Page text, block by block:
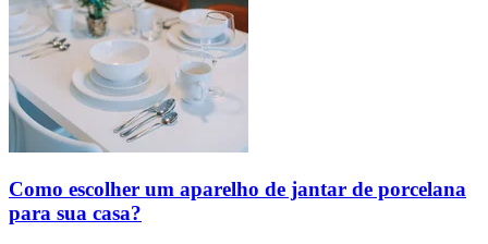
Como escolher um aparelho de jantar de porcelana
para sua casa?